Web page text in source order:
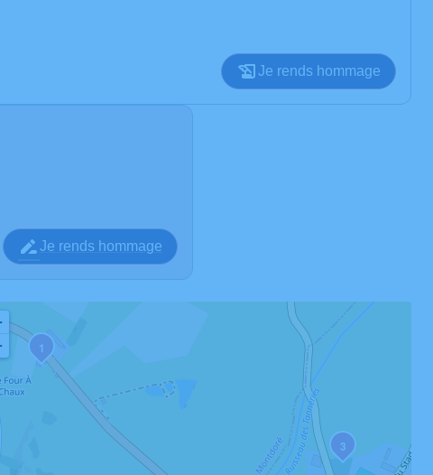
Je rends hommage
Je rends hommage
1
3